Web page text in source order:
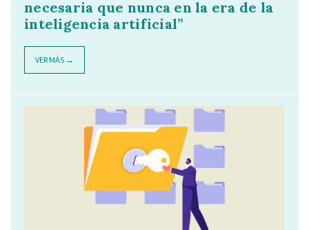
necesaria que nunca en la era de la
inteligencia artificial”
VER MÁS →